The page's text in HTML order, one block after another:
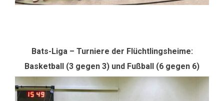
Bats-Liga – Turniere der Flüchtlingsheime:
Basketball (3 gegen 3) und Fußball (6 gegen 6)